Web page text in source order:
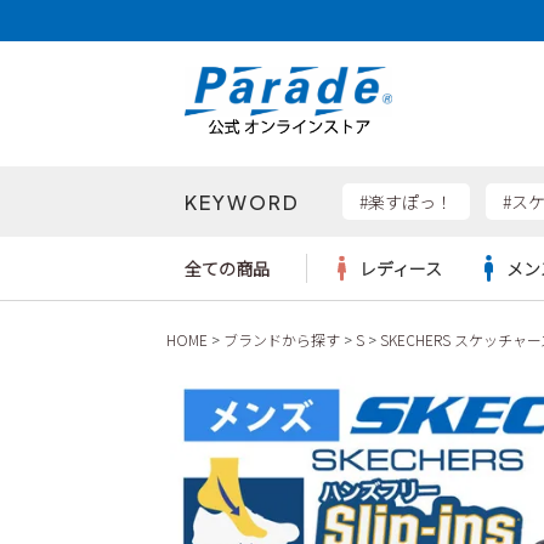
KEYWORD #楽すぽっ！ #ス
検索
全ての商品 レディース
レインシューズ
パンプス
スニーカー
ワー
ブーツ
メ
レインシューズ
スニーカー
ビジネス・ドレスシューズ
レインシューズ
スニーカー
スクール
new
asics
メンズ新入荷
キッズ新入荷
メンズSALE
キッズSALE
ボディバッグ
ハンドバッグ
ビジネスバッグ
ショ
財布
雑貨
HOME ブランドから探す S SKECHERS スケッチャ